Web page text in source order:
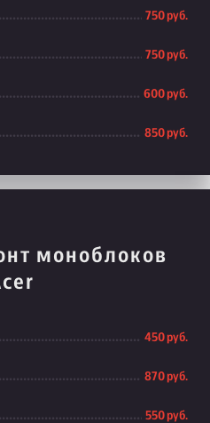
750 руб.
750 руб.
600 руб.
850 руб.
моноблоков
450 руб.
870 руб.
550 руб.